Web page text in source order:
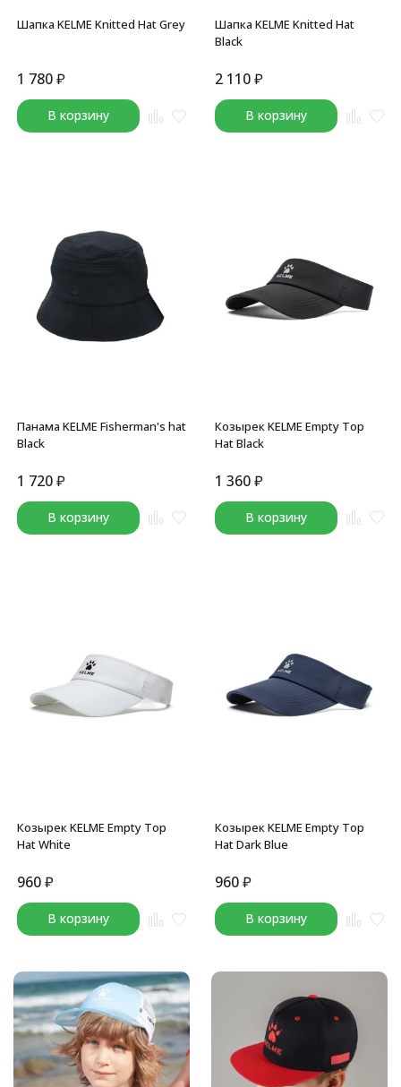
Шапка KELME Knitted Hat Grey
1 780₽
В корзину
Шапка KELME Knitted Hat
Black
2 110₽
В корзину
Панама KELME Fisherman's hat
Black
1 720₽
В корзину
Козырек KELME Empty Top
Hat Black
1 360₽
В корзину
Козырек KELME Empty Top
Hat White
960₽
В корзину
Козырек KELME Empty Top
Hat Dark Blue
960₽
В корзину